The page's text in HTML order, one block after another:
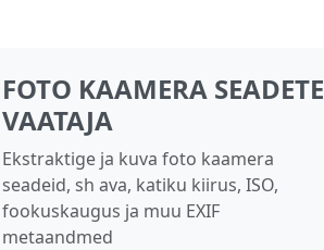
FOTO KAAMERA SEADETE
VAATAJA
Ekstraktige ja kuva foto kaamera
seadeid, sh ava, katiku kiirus, ISO,
fookuskaugus ja muu EXIF
metaandmed